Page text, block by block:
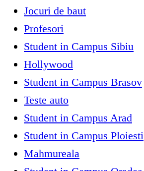
Jocuri de baut
Profesori
Student in Campus Sibiu
Hollywood
Student in Campus Brasov
Teste auto
Student in Campus Arad
Student in Campus Ploiesti
Mahmureala